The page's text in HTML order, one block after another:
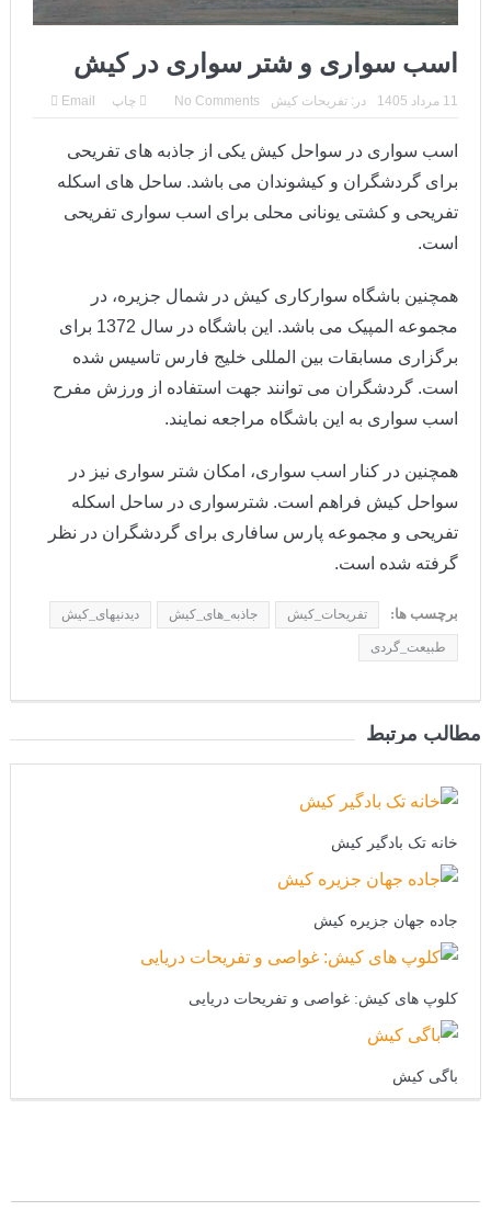
اسب سواری و شتر سواری در کیش
11 مرداد 1405 در: تفریحات کیش No Comments چاپ Email
اسب سواری در سواحل کیش یکی از جاذبه های تفریحی
برای گردشگران و کیشوندان می باشد. ساحل های اسکله
تفریحی و کشتی یونانی محلی برای اسب سواری تفریحی
است.
همچنین باشگاه سوارکاری کیش در شمال جزیره، در
مجموعه المپیک می باشد. این باشگاه در سال 1372 برای
برگزاری مسابقات بین المللی خلیج فارس تاسیس شده
است. گردشگران می توانند جهت استفاده از ورزش مفرح
اسب سواری به این باشگاه مراجعه نمایند.
همچنین در کنار اسب سواری، امکان شتر سواری نیز در
سواحل کیش فراهم است. شترسواری در ساحل اسکله
تفریحی و مجموعه پارس سافاری برای گردشگران در نظر
گرفته شده است.
برچسب ها: تفریحات_کیش جاذبه_های_کیش دیدنیهای_کیش
طبیعت_گردی
مطالب مرتبط
خانه تک بادگیر کیش
جاده جهان جزیره کیش
کلوپ های کیش: غواصی و تفریحات دریایی
باگی کیش